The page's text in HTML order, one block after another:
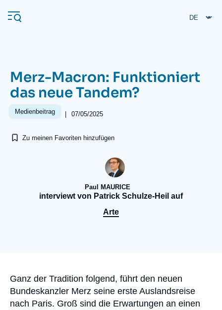
zum
Inhalt
Navigation
principale
Ifri
Veröffentlichungen
Häufige Suchanfragen
Merz-Macron: Funktioniert
das neue Tandem?
Medienbeitrag | 07/05/2025
Zu meinen Favoriten hinzufügen
Paul MAURICE
interviewt von Patrick Schulze-Heil auf
Arte
Accroche
Ganz der Tradition folgend, führt den neuen
Bundeskanzler Merz seine erste Auslandsreise
nach Paris. Groß sind die Erwartungen an einen